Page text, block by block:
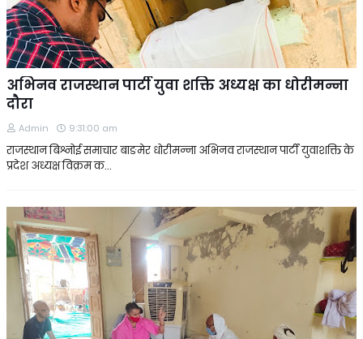
अभिनव राजस्थान पार्टी युवा शक्ति अध्यक्ष का धोरीमन्ना
दौरा
Admin 9:31:00 am
राजस्थान बिश्नोई समाचार बाङमेर धोरीमन्ना अभिनव राजस्थान पार्टी युवाशक्ति के
प्रदेश अध्यक्ष विक्रम क…